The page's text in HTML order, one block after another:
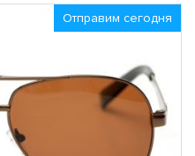
Отправим сегодня